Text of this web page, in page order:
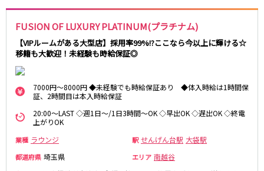
FUSION OF LUXURY PLATINUM(プラチナム)
【VIPルームがある大型店】採用率99%!?ここなら今以上に輝ける☆
移籍も大歓迎！未経験も時給保証◎
7000円～8000円 ◆未経験でも時給保証あり ◆体入時給は1時間保
証、2時間目は本入時給保証
20:00～LAST ◇週1日～/1日3時間～OK ◇早出OK ◇遅出OK ◇終電
上がりOK
業種 ラウンジ 駅 せんげん台駅 大袋駅
都道府県 埼玉県 エリア 南越谷
新橋駅
横浜駅
品川駅
大船駅
久里浜駅
横須賀駅
JR埼京線
池袋駅
大宮駅
恵比寿駅
渋谷駅
川越駅
十条駅